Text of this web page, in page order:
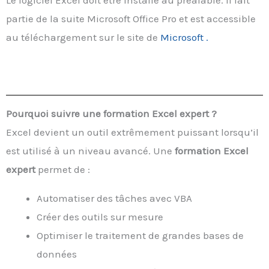
partie de la suite Microsoft Office Pro et est accessible
au téléchargement sur le site de Microsoft .
Pourquoi suivre une formation Excel expert ?
Excel devient un outil extrêmement puissant lorsqu’il
est utilisé à un niveau avancé. Une formation Excel
expertpermet de :
Automatiser des tâches avec VBA
Créer des outils sur mesure
Optimiser le traitement de grandes bases de
données